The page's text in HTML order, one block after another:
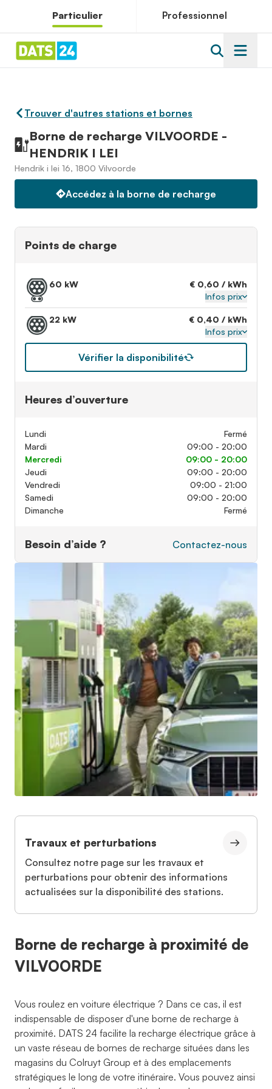
Particulier Professionnel
Trouver d'autres stations et bornes
Borne de recharge VILVOORDE -
HENDRIK I LEI
Hendrik i lei 16, 1800 Vilvoorde
Accédez à la borne de recharge
Points de charge
60 kW
€ 0,60 / kWh
Infos prix
22 kW
€ 0,40 / kWh
Infos prix
Vérifier la disponibilité
Heures d’ouverture
Lundi
Fermé
Mardi
09:00 - 20:00
Mercredi
09:00 - 20:00
Jeudi
09:00 - 20:00
Vendredi
09:00 - 21:00
Samedi
09:00 - 20:00
Dimanche
Fermé
Besoin d’aide ? Contactez-nous
Travaux et perturbations
Consultez notre page sur les travaux et
perturbations pour obtenir des informations
actualisées sur la disponibilité des stations.
Borne de recharge à proximité de
VILVOORDE
Vous roulez en voiture électrique ? Dans ce cas, il est
indispensable de disposer d'une borne de recharge à
proximité. DATS 24 facilite la recharge électrique grâce à
un vaste réseau de bornes de recharge situées dans les
magasins du Colruyt Group et à des emplacements
stratégiques le long de votre itinéraire. Vous pouvez ainsi